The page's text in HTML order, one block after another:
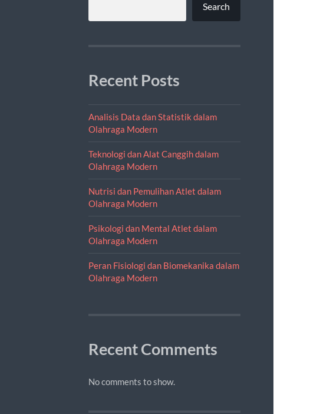
Search
Recent Posts
Analisis Data dan Statistik dalam
Olahraga Modern
Teknologi dan Alat Canggih dalam
Olahraga Modern
Nutrisi dan Pemulihan Atlet dalam
Olahraga Modern
Psikologi dan Mental Atlet dalam
Olahraga Modern
Peran Fisiologi dan Biomekanika dalam
Olahraga Modern
Recent Comments
No comments to show.